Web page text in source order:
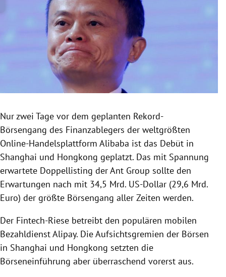
Untermenü
Untermenü
Untermenü
Nur zwei Tage vor dem geplanten Rekord-
Börsengang des Finanzablegers der weltgrößten
Online-Handelsplattform Alibaba ist das Debüt in
Shanghai und Hongkong geplatzt. Das mit Spannung
erwartete Doppellisting der Ant Group sollte den
Erwartungen nach mit 34,5 Mrd. US-Dollar (29,6 Mrd.
Euro) der größte Börsengang aller Zeiten werden.
Der Fintech-Riese betreibt den populären mobilen
Bezahldienst Alipay. Die Aufsichtsgremien der Börsen
in Shanghai und Hongkong setzten die
Börseneinführung aber überraschend vorerst aus.